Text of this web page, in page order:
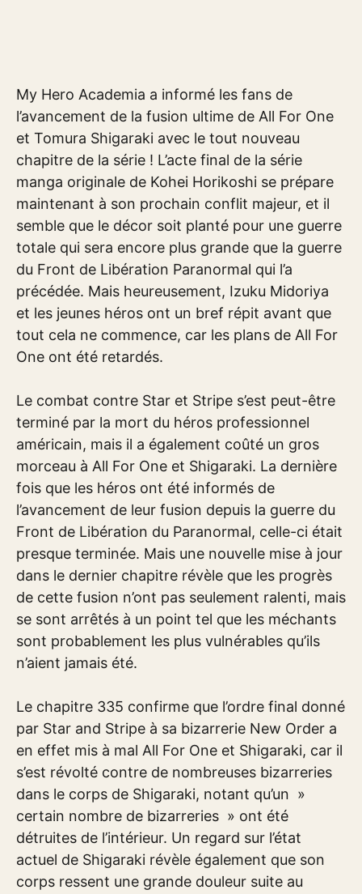
My Hero Academia a informé les fans de
l’avancement de la fusion ultime de All For One
et Tomura Shigaraki avec le tout nouveau
chapitre de la série ! L’acte final de la série
manga originale de Kohei Horikoshi se prépare
maintenant à son prochain conflit majeur, et il
semble que le décor soit planté pour une guerre
totale qui sera encore plus grande que la guerre
du Front de Libération Paranormal qui l’a
précédée. Mais heureusement, Izuku Midoriya
et les jeunes héros ont un bref répit avant que
tout cela ne commence, car les plans de All For
One ont été retardés.
Le combat contre Star et Stripe s’est peut-être
terminé par la mort du héros professionnel
américain, mais il a également coûté un gros
morceau à All For One et Shigaraki. La dernière
fois que les héros ont été informés de
l’avancement de leur fusion depuis la guerre du
Front de Libération du Paranormal, celle-ci était
presque terminée. Mais une nouvelle mise à jour
dans le dernier chapitre révèle que les progrès
de cette fusion n’ont pas seulement ralenti, mais
se sont arrêtés à un point tel que les méchants
sont probablement les plus vulnérables qu’ils
n’aient jamais été.
Le chapitre 335 confirme que l’ordre final donné
par Star and Stripe à sa bizarrerie New Order a
en effet mis à mal All For One et Shigaraki, car il
s’est révolté contre de nombreuses bizarreries
dans le corps de Shigaraki, notant qu’un »
certain nombre de bizarreries » ont été
détruites de l’intérieur. Un regard sur l’état
actuel de Shigaraki révèle également que son
corps ressent une grande douleur suite au